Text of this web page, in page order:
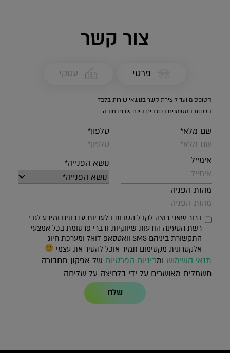
צור קשר
פרטי עסקי
הטופס מיועד ליצירת קשר בנושאי שירות בלבד
השדות המסומנים בכוכבית הינם שדות חובה
שם מלא* טלפון*
אימייל נושא הפנייה*
מהות הפניה
ברור שאני רוצה לקבל הטבות בלעדיות עדכונים ומידע לגבי
רשת הטעינה הודעות שיווקיות ודברי פרסומת בכל אמצעי
התקשורת ביניהם SMS וואטסאפ דואל ומערכת חיוג
אלקטרונית מקסימום תמיד אוכל להסיר את עצמי
תנאי השימוש ומדיניות הפרטיותשל אפקון תחבורה
חשמלית מאושרים על ידי בלחיצה על שליחה
שלח